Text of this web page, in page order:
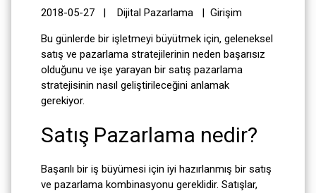
2018-05-27 | Dijital Pazarlama Girişim
Bu günlerde bir işletmeyi büyütmek için, geleneksel
satış ve pazarlama stratejilerinin neden başarısız
olduğunu ve işe yarayan bir satış pazarlama
stratejisinin nasıl geliştirileceğini anlamak
gerekiyor.
Satış Pazarlama nedir?
Başarılı bir iş büyümesi için iyi hazırlanmış bir satış
ve pazarlama kombinasyonu gereklidir. Satışlar,